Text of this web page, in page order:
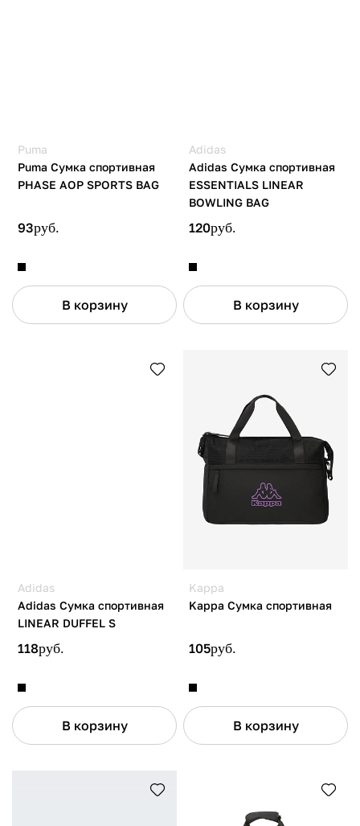
Puma
Puma Сумка спортивная
PHASE AOP SPORTS BAG
93руб.
В корзину
Adidas
Adidas Сумка спортивная
ESSENTIALS LINEAR
BOWLING BAG
120руб.
В корзину
Adidas
Adidas Сумка спортивная
LINEAR DUFFEL S
118руб.
В корзину
Kappa
Kappa Сумка спортивная
105руб.
В корзину